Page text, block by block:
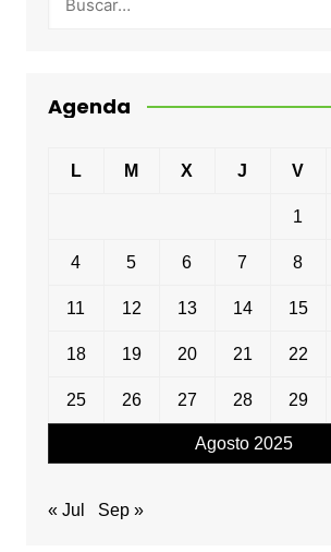
Agenda
Agosto 2025
L M X J V
1
4 5 6 7 8
11 12 13 14 15
18 19 20 21 22
25 26 27 28 29
« Jul Sep »